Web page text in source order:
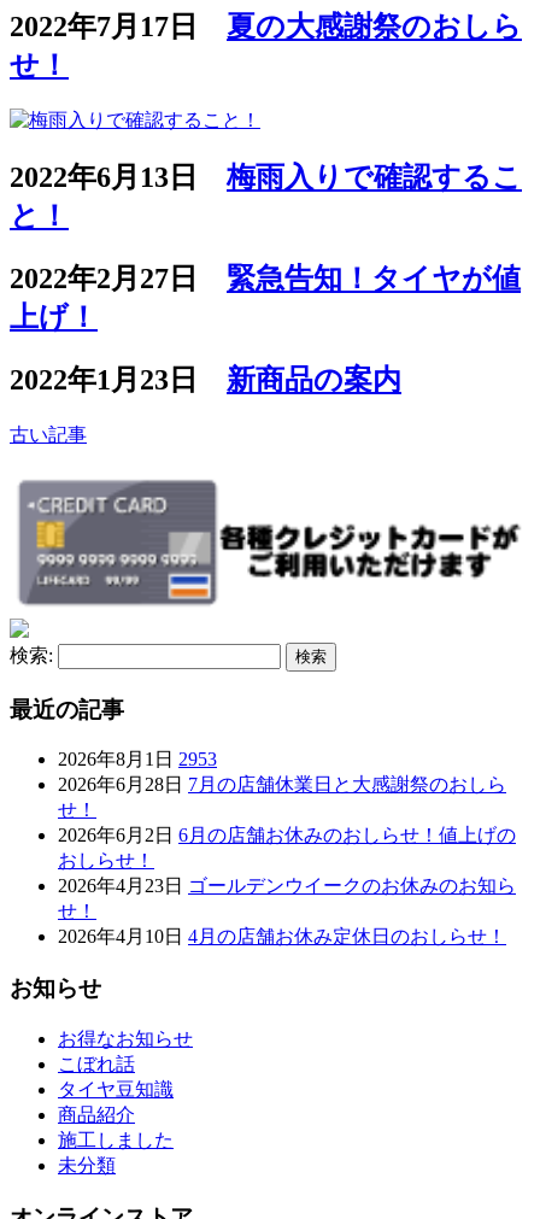
2022年7月17日 夏の大感謝祭のおしら
せ！
2022年6月13日梅雨入りで確認するこ
と！
2022年2月27日 緊急告知！タイヤが値
上げ！
2022年1月23日 新商品の案内
古い記事
検索:
最近の記事
2026年8月1日 2953
2026年6月28日 7月の店舗休業日と大感謝祭のおしら
せ！
2026年6月2日 6月の店舗お休みのおしらせ！値上げの
おしらせ！
2026年4月23日 ゴールデンウイークのお休みのお知ら
せ！
2026年4月10日 4月の店舗お休み定休日のおしらせ！
お知らせ
お得なお知らせ
こぼれ話
タイヤ豆知識
商品紹介
施工しました
未分類